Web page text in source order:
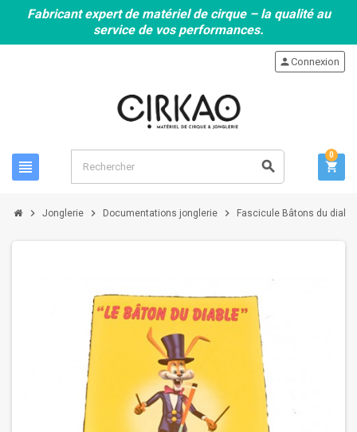
Fabricant expert de matériel de cirque – la qualité au
service de vos performances.
view_headline search
personConnexion
shopping_cart
0
chevron_right Jonglerie chevron_right Documentations jonglerie chevron_right Fascicule Bâtons du